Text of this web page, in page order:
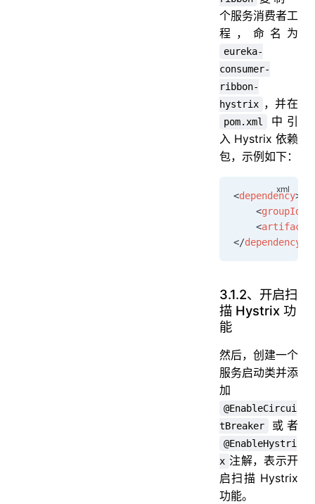
个服务消费者工
程，命名为
eureka-
consumer-
ribbon-
hystrix ，并在
pom.xml
中引
入 Hystrix 依赖
包，示例如下：
<dependency>
	<
groupId
	<
</dependency
3.1.2、开启扫
描 Hystrix 功
能
然后，创建一个
服务启动类并添
加
@EnableCircui
tBreaker
或者
@EnableHystri
x 注解，表示开
启扫描 Hystrix
功能。